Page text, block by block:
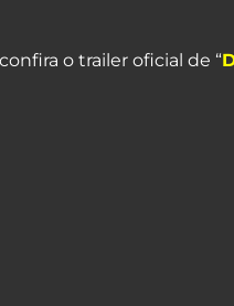
o trailer oficial de “